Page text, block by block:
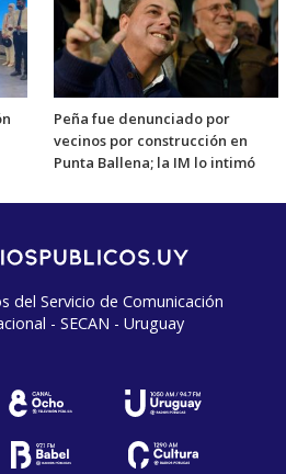
Peña fue denunciado por
vecinos por construcción en
Punta Ballena; la IM lo intimó
del Servicio de Comunicación
- SECAN - Uruguay